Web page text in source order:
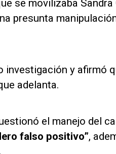
se movilizaba
presunta
investigación y afirmó
adelanta.
el manejo del
falso positivo”,